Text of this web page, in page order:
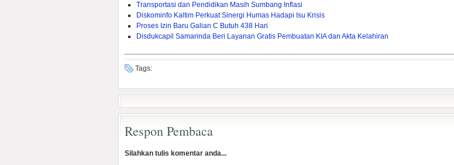
Transportasi dan Pendidikan Masih Sumbang Inflasi
Diskominfo Kaltim Perkuat Sinergi Humas Hadapi Isu Krisis
Proses Izin Baru Galian C Butuh 438 Hari
Disdukcapil Samarinda Beri Layanan Gratis Pembuatan KIA dan Akta Kelahiran
Tags:
Respon Pembaca
Silahkan tulis komentar anda...